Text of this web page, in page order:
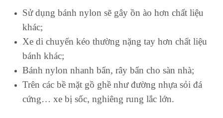
Sử dụng bánh nylon sẽ gây ồn ào hơn chất liệu
khác;
Xe di chuyển kéo thường nặng tay hơn chất liệu
bánh khác;
Bánh nylon nhanh bẩn, rây bẩn cho sàn nhà;
Trên các bề mặt gồ ghề như đường nhựa sỏi đá
cứng… xe bị sốc, nghiêng rung lắc lớn.